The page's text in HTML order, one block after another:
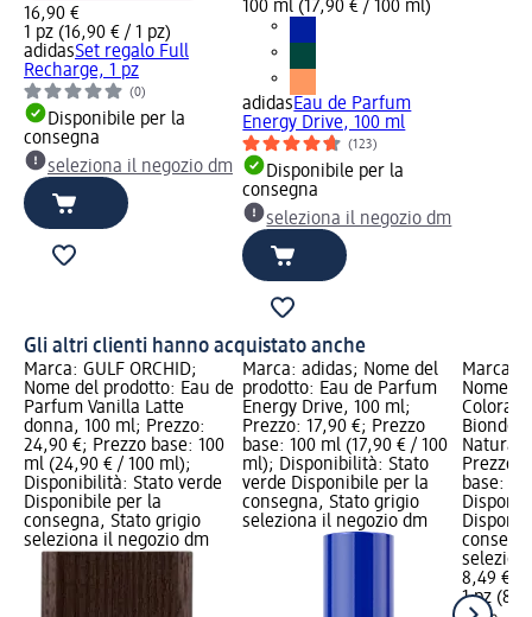
16,90 €
1 pz (16,90 € / 1 pz)
adidasSet regalo Full
Recharge, 1 pz
(0)
Disponibile per la
consegna
seleziona il negozio dm
100 ml (17,90 € / 100 ml)
adidasEau de Parfum
Energy Drive, 100 ml
(123)
Disponibile per la
consegna
seleziona il negozio dm
Gli altri clienti hanno acquistato anche
Marca: GULF ORCHID;
Nome del prodotto: Eau de
Parfum Vanilla Latte
donna, 100 ml; Prezzo:
24,90 €; Prezzo base: 100
ml (24,90 € / 100 ml);
Disponibilità: Stato verde
Disponibile per la
consegna, Stato grigio
seleziona il negozio dm
Marca: adidas; Nome del
prodotto: Eau de Parfum
Energy Drive, 100 ml;
Prezzo: 17,90 €; Prezzo
base: 100 ml (17,90 € / 100
ml); Disponibilità: Stato
verde Disponibile per la
consegna, Stato grigio
seleziona il negozio dm
Marca:
Nome
Biondo
Prezzo:
base: 1
8,49 €
1 pz